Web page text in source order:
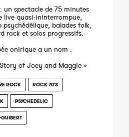
un spectacle de 75 minutes
live quasi-ininterrompue,
psychédélique, balades folk,
rock et solos progressifs.
onirique a un nom :
of Joey and Maggie »
ROCK ROCK 70'S
PSYCHEDELIC